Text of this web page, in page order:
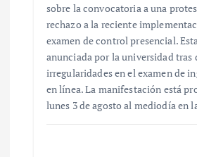
sobre la convocatoria a una
rechazo a la reciente
examen de control presencial.
anunciada por la universidad tras
irregularidades en el examen de
en línea. La manifestación está
lunes 3 de agosto al mediodía en